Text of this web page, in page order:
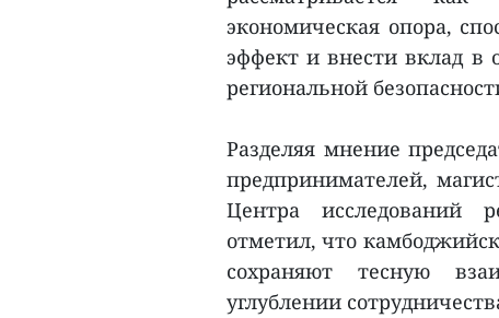
экономическая опора,
эффект и внести вклад в
региональной
Разделяя мнение
предпринимателей,
Центра исследований
отметил, что
сохраняют тесную
углублении